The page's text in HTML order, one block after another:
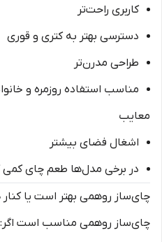
کاربری راحت‌تر
دسترسی بهتر به کتری و قوری
طراحی مدرن‌تر
مناسب استفاده روزمره و
معایب
اشغال فضای بیشتر
در برخی مدل‌ها طعم چای
چای‌ساز روهمی بهتر است یا
چای‌ساز روهمی مناسب است اگر: